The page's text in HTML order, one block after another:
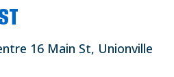
16 Main St, Unionville